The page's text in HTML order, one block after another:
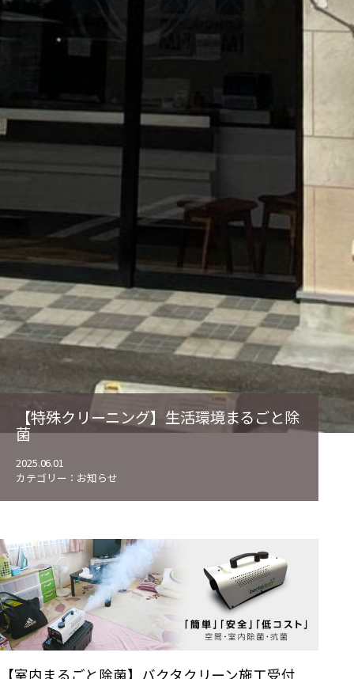
【特殊クリーニング】生活環境まるごと除
菌
2025.06.01
カテゴリー： お知らせ
【室内まるごと除菌】バクタクリーン施工受付